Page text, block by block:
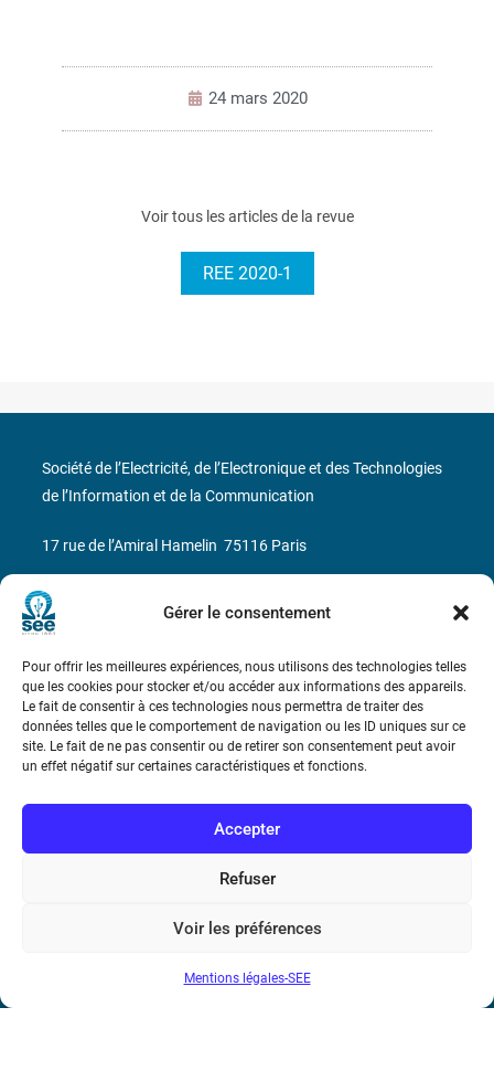
Gérer le consentement
Pour offrir les meilleures expériences, nous utilisons des technologies telles
que les cookies pour stocker et/ou accéder aux informations des appareils.
Le fait de consentir à ces technologies nous permettra de traiter des
données telles que le comportement de navigation ou les ID uniques sur ce
site. Le fait de ne pas consentir ou de retirer son consentement peut avoir
un effet négatif sur certaines caractéristiques et fonctions.
Accepter
Refuser
Voir les préférences
Mentions légales-SEE
24 mars 2020
Voir tous les articles de la revue
REE 2020-1
Bicentenaire des découvertes d’André-
Conditions Générales de Vente
Mentions légales
Société de l’Electricité, de l’Electronique et des Technologies
de l’Information et de la Communication
17 rue de l’Amiral Hamelin 75116 Paris
Métro : « Boissière » Ligne 6 et « Iéna » Ligne 9
N° de SIREN : 785 393 232, Code APE : 9412Z TVA intra-
communautaire : FR44 785 393 232